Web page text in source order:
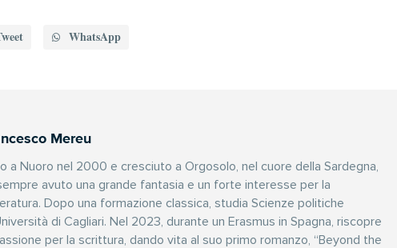
WhatsApp
Mereu
a Nuoro nel 2000 e cresciuto a Orgosolo, nel cuore della Sardegna,
avuto una grande fantasia e un forte interesse per la
Dopo una formazione classica, studia Scienze politiche
di Cagliari. Nel 2023, durante un Erasmus in Spagna, riscopre
per la scrittura, dando vita al suo primo romanzo, “Beyond the